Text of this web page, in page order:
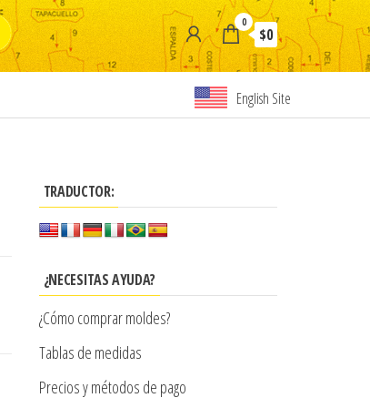
0
$0
English Site
TRADUCTOR:
¿NECESITAS AYUDA?
¿Cómo comprar moldes?
Tablas de medidas
Precios y métodos de pago